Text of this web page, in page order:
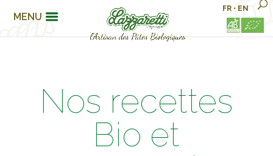
MENU
FR • EN
Nos recettes
Bio et